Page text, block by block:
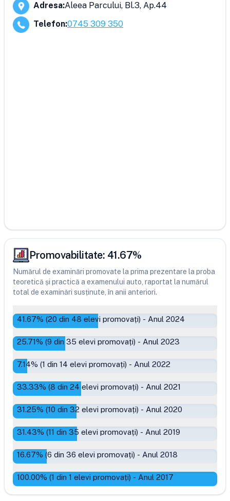
Adresa:Aleea Parcului, Bl.3, Ap.44
Telefon:0745 309 350
Promovabilitate: 41.67%
Numărul de examinări promovate la prima prezentare la proba
teoretică și practică a examenului auto, raportat la numărul
total de examinări susținute, în anii anteriori.
41.67% (20 din 48 elevi promovați) - Anul 2024
25.71% (9 din 35 elevi promovați) - Anul 2023
7.14% (1 din 14 elevi promovați) - Anul 2022
33.33% (8 din 24 elevi promovați) - Anul 2021
31.25% (10 din 32 elevi promovați) - Anul 2020
31.43% (11 din 35 elevi promovați) - Anul 2019
16.67% (6 din 36 elevi promovați) - Anul 2018
100.00% (1 din 1 elevi promovați) - Anul 2017